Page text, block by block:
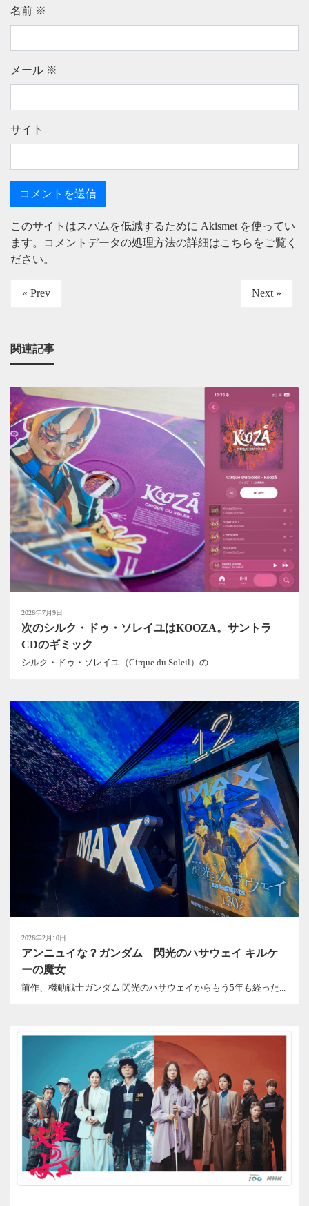
名前 ※
メール ※
サイト
このサイトはスパムを低減するために Akismet を使ってい
ます。
コメントデータの処理方法の詳細はこちらをご覧く
ださい。
« Prev Next »
関連記事
2026年7月9日
次のシルク・ドゥ・ソレイユはKOOZA。サントラ
CDのギミック
シルク・ドゥ・ソレイユ（Cirque du Soleil）の...
2026年2月10日
アンニュイな？ガンダム 閃光のハサウェイ キルケ
ーの魔女
前作、機動戦士ガンダム 閃光のハサウェイからもう5年も経った...